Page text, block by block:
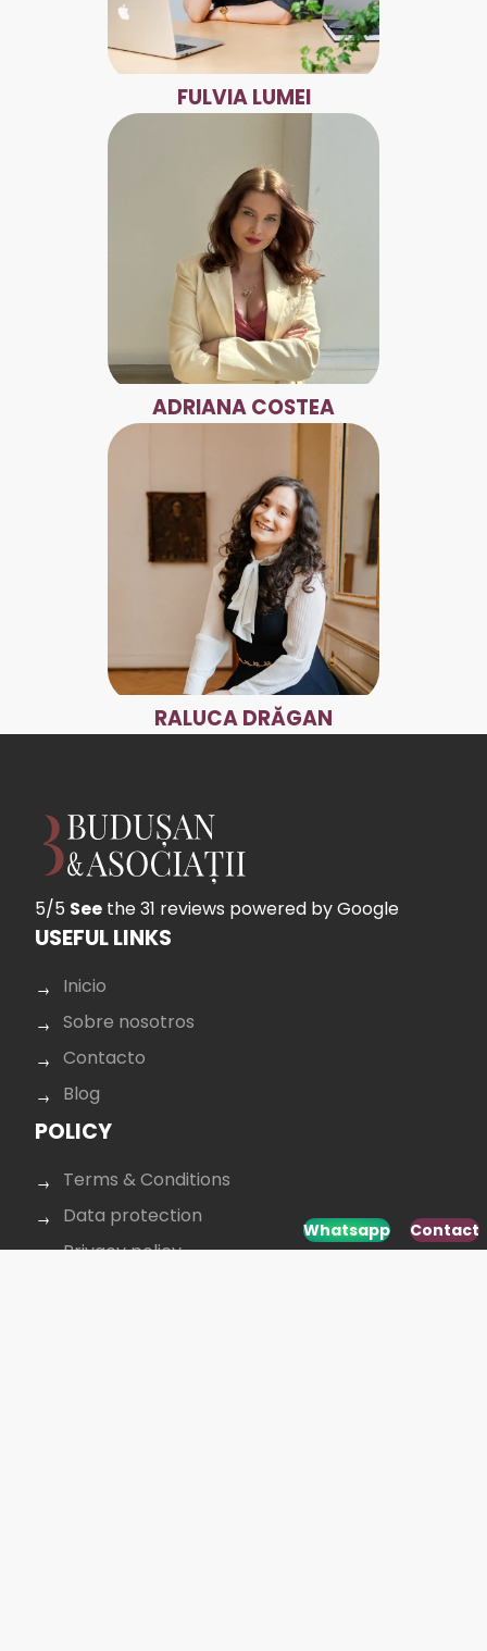
FULVIA LUMEI
ADRIANA COSTEA
RALUCA DRĂGAN
Whatsapp Contact
5/5 See the 31 reviews powered by Google
USEFUL LINKS
Inicio
Sobre nosotros
Contacto
Blog
POLICY
Terms & Conditions
Data protection
Privacy policy